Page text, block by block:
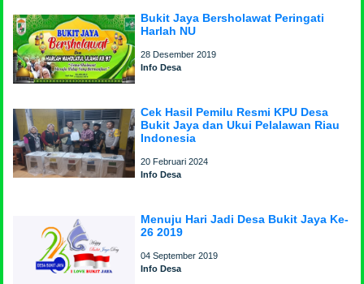
Bukit Jaya Bersholawat Peringati
Harlah NU
28 Desember 2019
Info Desa
Cek Hasil Pemilu Resmi KPU Desa
Bukit Jaya dan Ukui Pelalawan Riau
Indonesia
20 Februari 2024
Info Desa
Menuju Hari Jadi Desa Bukit Jaya Ke-
26 2019
04 September 2019
Info Desa